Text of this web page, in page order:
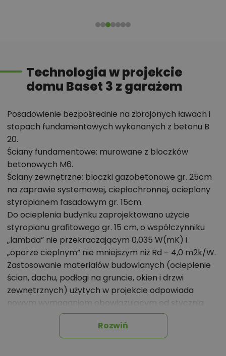
mieszkalne które może służyć jako pokój gościnny lub
uzyskanie komfortowej powierzchni mieszkalnej w
pokojach i zachowanie idealnych proporcji bryły
formy, współczesnej estetyki oraz regionalnych
materiałów, takich jak okładzina kamienna, grafitowa
dachówka ceramiczna czy drewno w kolorze
naturalnym. Ponadczasowa architektura tego
średniej wielkości domu sprawia, że z łatwością
wpisze się w niemal każdy krajobraz.
Chcesz uzyskać więcej informacji o tym
projekcie, na przykład:
polecane przez architekta zmiany,
możliwości wprowadzania modyfikacji,
projekty podobne - o zbliżonym układzie lub
parametrach,
optymalizacja kosztów budowy domu według
tego projektu,
informacje szczegółowe - np. wymiary
Technologia w projekcie
domu Baset 3 z garażem
Posadowienie bezpośrednie na zbrojonych ławach i
stopach fundamentowych wykonanych z betonu B
20.
Ściany fundamentowe: murowane z bloczków
betonowych M6.
Ściany zewnętrzne: bloczki gazobetonowe gr. 25cm
na zaprawie systemowej, ciepłochronnej, ocieplony
styropianem fasadowym gr. 15cm.
Do ocieplenia budynku zaprojektowano użycie
styropianu grafitowego gr. 15 cm, o współczynniku
„lambda” nie przekraczającym 0,035 W(mK) i
„oporze cieplnym” nie mniejszym niż Rd – 4,0 m2k/W.
Zastosowanie materiałów budowlanych (ocieplenie
ścian, dachu, podłogi na gruncie, okien i drzwi
zewnętrznych) użytych w projekcie odpowiada
nowym wymaganiom obowiązującym od stycznia
2021 roku (WT2021).
Ściany nośne wewnętrzne: bloczki gazobetonowe gr.
25cm na zaprawie cementowo-wapiennej lub
Rozwiń